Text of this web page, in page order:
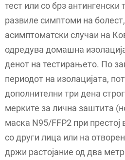
тест или со брз антингенски
развиле симптоми на
асимптоматски случаи на
одредува домашна
денот на тестирањето. По
периодот на изолацијата,
дополнителни три дена
мерките за лична заштита
маска N95/FFP2 при престој
со други лица или на
држи растојание од два